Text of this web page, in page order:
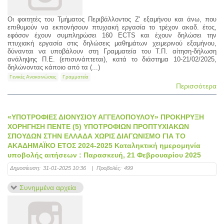
Oι φοιτητές του Τμήματος Περιβάλλοντος Ζ' εξαμήνου και άνω, που
επιθυμούν να εκπονήσουν πτυχιακή εργασία το τρέχον ακαδ. έτος,
εφόσον έχουν συμπληρώσει 160 ECTS και έχουν δηλώσει την
πτυχιακή εργασία στις δηλώσεις μαθημάτων χειμερινού εξαμήνου,
δύνανται να υποβάλουν στη Γραμματεία του Τ.Π. αίτηση-δήλωση
ανάληψης Π.Ε. (επισυνάπτεται), κατά το διάστημα 10-21/02/2025,
δηλώνοντας κάποιο από τα (...)
Γενικές Ανακοινώσεις Γραμματεία
Περισσότερα
«ΥΠΟΤΡΟΦΙΕΣ ΔΙΟΝΥΣΙΟΥ ΑΓΓΕΛΟΠΟΥΛΟΥ» ΠΡΟΚΗΡΥΞΗ
ΧΟΡΗΓΗΣΗ ΠΕΝΤΕ (5) ΥΠΟΤΡΟΦΙΩΝ ΠΡΟΠΤΥΧΙΑΚΩΝ
ΣΠΟΥΔΩΝ ΣΤΗΝ ΕΛΛΑΔΑ ΧΩΡΙΣ ΔΙΑΓΩΝΙΣΜΟ ΓΙΑ ΤΟ
ΑΚΑΔΗΜΑΪΚΟ ΕΤΟΣ 2024-2025 Καταληκτική ημερομηνία
υποβολής αιτήσεων : Παρασκευή, 21 Φεβρουαρίου 2025
Δημοσίευση: 31-01-2025 10:36 | Προβολές: 499
Συνημμένα αρχεία